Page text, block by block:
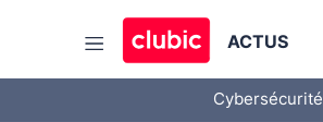
ACTUS
Cybersécurité